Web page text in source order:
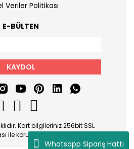
Whatsapp Sipariş Hattı
Veriler Politikası
E-BÜLTEN
KAYDOL
Kart bilgileriniz 256bit SSL
ile korunmaktadır.